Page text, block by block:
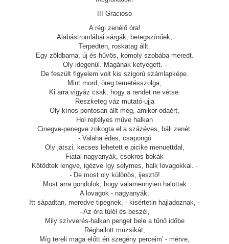
III Gracioso
A régi zenélő óra!
Alabástromlábai sárgák, betegszínűek,
Terpedten, roskatag állt.
Egy zöldbarna, új és hűvös, komoly szobába meredt.
Oly idegenül. Magának ketyegett. -
De feszült figyelem volt kis szigorú számlapképe.
Mint mord, öreg temetésszolga,
Ki arra vigyáz csak, hogy a rendet ne vétse.
Reszketeg váz mutató-ujja
Oly kínos-pontosan állt meg, amikor odaért,
Hol rejtélyes műve halkan
Cinegve-penegve zokogta el a százéves, báli zenét.
- Valaha édes, csapongó
Oly játszi, kecses lehetett e picike menuettdal,
Fiatal nagyanyák, csokros bokák
Kötődtek lengve, igézve így selymes, halk lovagokkal. -
- De most oly különös, ijesztő!
Most arra gondolok, hogy valamennyien halottak
A lovagok - nagyanyák,
Itt sápadtan, meredve tipegnek, - kisértetin hajladoznak, -
- Az óra túlél és beszél,
Mily szívverés-halkan penget bele a tűnő időbe
Réghallott muzsikát,
Míg tereli maga előtt én szegény perceim' - mérve,